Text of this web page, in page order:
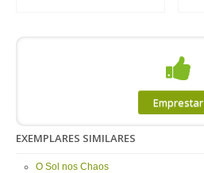
Emprestar
EXEMPLARES SIMILARES
O Sol nos Chaos